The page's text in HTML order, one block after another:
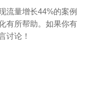
流量增长44%的案例
有所帮助。如果你有
讨论！